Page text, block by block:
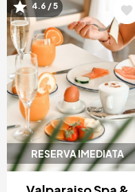
RESERVA IMEDIATA
Imagem
4.6 / 5